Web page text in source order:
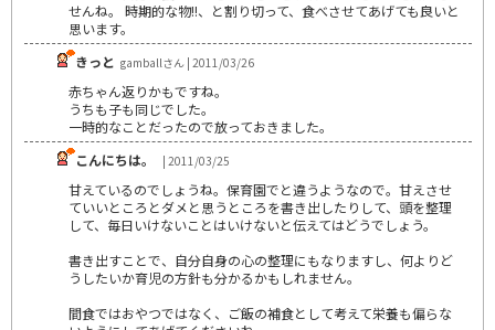
せんね。 時期的な物!!、と割り切って、食べさせてあげても良いと
思います。
きっと gamballさん | 2011/03/26
赤ちゃん返りかもですね。
うちも子も同じでした。
一時的なことだったので放っておきました。
こんにちは。
| 2011/03/25
甘えているのでしょうね。保育園でと違うようなので。甘えさせ
ていいところとダメと思うところを書き出したりして、頭を整理
して、毎日いけないことはいけないと伝えてはどうでしょう。
書き出すことで、自分自身の心の整理にもなりますし、何よりど
うしたいか育児の方針も分かるかもしれません。
間食ではおやつではなく、ご飯の補食として考えて栄養も偏らな